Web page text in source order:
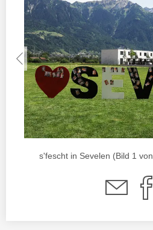
s'fescht in Sevelen (Bild 1